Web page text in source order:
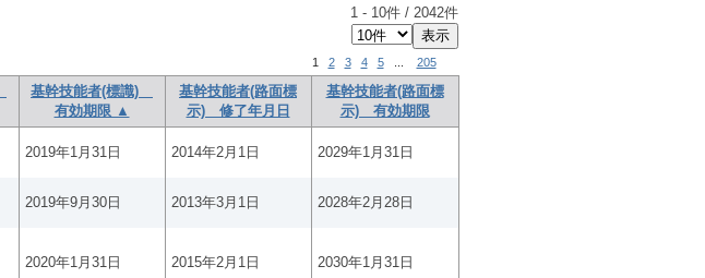
1- 10件 / 2042件
1 2 3 4 5 205
基幹技能者(標識)
有効期限 ▲
基幹技能者(路面標
示) 修了年月日
基幹技能者(路面標
示) 有効期限
2019年1月31日 2014年2月1日 2029年1月31日
2019年9月30日 2013年3月1日 2028年2月28日
2020年1月31日 2015年2月1日 2030年1月31日